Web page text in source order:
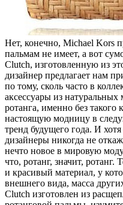
Нет, конечно, Michael Kors
пальмам не имеет, а вот
Clutch, изготовленную из
дизайнер предлагает нам
по тому, сколь часто в
аксессуары из
ротанга, именно без такого
настоящую модницу в
тренд будущего года. И
дизайнеры никогда не
нечто новое в мировую
что, ротанг, значит,
и красивый материал, у
внешнего вида, масса
Clutch изготовлен из